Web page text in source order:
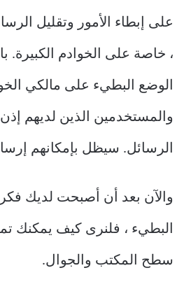
على إبطاء الأمور وتقليل
، خاصة على الخوادم الكبيرة.
الوضع البطيء على مالكي
والمستخدمين الذين لديهم إذن
الرسائل. سيظل بإمكانهم
والآن بعد أن أصبحت لديك
البطيء ، فلنرى كيف يمكنك
سطح المكتب والجوال.